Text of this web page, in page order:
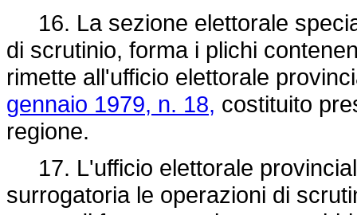
16. La sezione elettorale
di scrutinio, forma i plichi
rimette all'ufficio elettorale
gennaio 1979, n. 18, costituito
regione.
17. L'ufficio elettorale
surrogatoria le operazioni di